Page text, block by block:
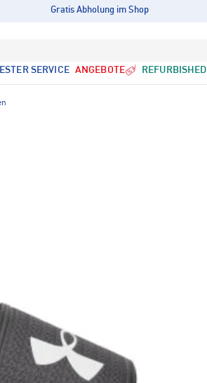
Gratis Abholung im Shop
SERVICE ANGEBOTE REFURBISHED